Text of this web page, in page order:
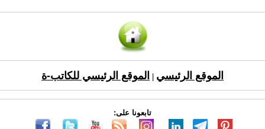
الموقع الرئيسي الموقع الرئيسي للكاتب-ة
تابعونا على: